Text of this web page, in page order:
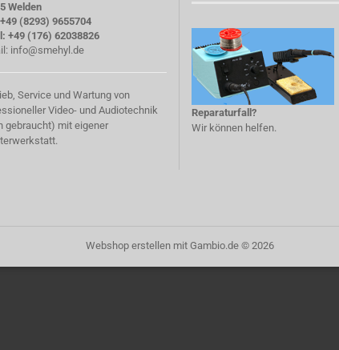
Welden
(8293) 9655704
+49 (176) 62038826
info@smehyl.de
Service und Wartung von
Video- und Audiotechnik
gebraucht) mit eigener
Reparaturfall?
Wir können helfen.
Webshop erstellenmit Gambio.de © 2026